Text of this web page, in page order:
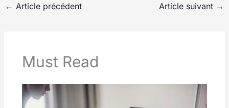
← Article précédent Article suivant →
Must Read